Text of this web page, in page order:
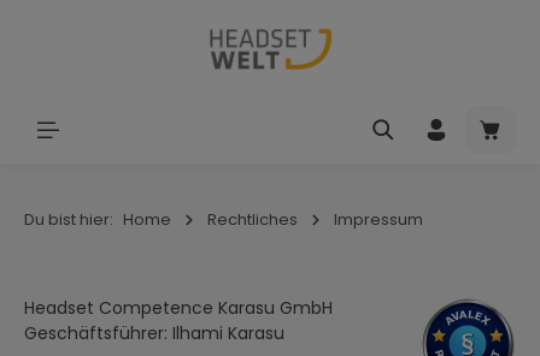
Zum Hauptinhalt springen
Du bist hier: Home Rechtliches Impressum
Headset Competence Karasu GmbH
Geschäftsführer: Ilhami Karasu